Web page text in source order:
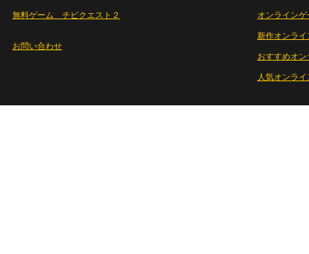
無料ゲーム チビクエスト２
お問い合わせ
オンライン
新作オンライ
おすすめオ
人気オンラ